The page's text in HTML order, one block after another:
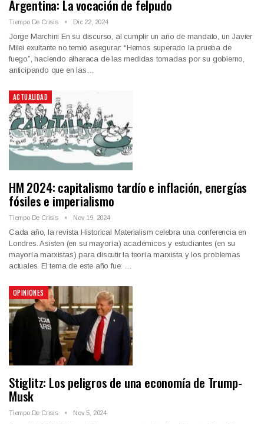
Argentina: La vocación de felpudo
Tiempo De Crisis Dic 22, 2024
Jorge Marchini En su discurso, al cumplir un año de mandato, un Javier
Milei exultante no temió asegurar: “Hemos superado la prueba de
fuego”, haciendo alharaca de las medidas tomadas por su gobierno,
anticipando que en las…
ACTUALIDAD
HM 2024: capitalismo tardío e inflación, energías
fósiles e imperialismo
Tiempo De Crisis Nov 19, 2024
Cada año, la revista Historical Materialism celebra una conferencia en
Londres. Asisten (en su mayoría) académicos y estudiantes (en su
mayoría marxistas) para discutir la teoría marxista y los problemas
actuales. El tema de este año fue: …
OPINIONES
Stiglitz: Los peligros de una economía de Trump-
Musk
Tiempo De Crisis Nov 5, 2024